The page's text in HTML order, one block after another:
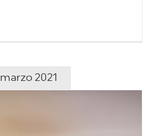
marzo 2021